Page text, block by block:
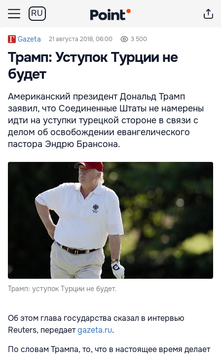
RU
Gazeta 21 августа 2018, 06:00 3 500
Трамп: Уступок Турции не
будет
Американский президент Дональд Трамп
заявил, что Соединенные Штаты не намерены
идти на уступки турецкой стороне в связи с
делом об освобождении евангелического
пастора Эндрю Брансона.
Трамп: уступок Турции не будет.
Об этом глава государства сказал в интервью
Reuters, передаетgazeta.ru.
По словам Трампа, то, что в настоящее время делает